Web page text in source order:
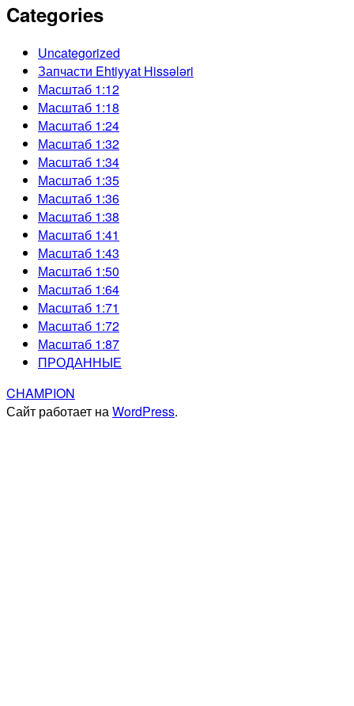
Categories
Uncategorized
Запчасти Ehtiyyat Hissələri
Масштаб 1:12
Масштаб 1:18
Масштаб 1:24
Масштаб 1:32
Масштаб 1:34
Масштаб 1:35
Масштаб 1:36
Масштаб 1:38
Масштаб 1:41
Масштаб 1:43
Масштаб 1:50
Масштаб 1:64
Масштаб 1:71
Масштаб 1:72
Масштаб 1:87
ПРОДАННЫЕ
CHAMPION
Сайт работает наWordPress.